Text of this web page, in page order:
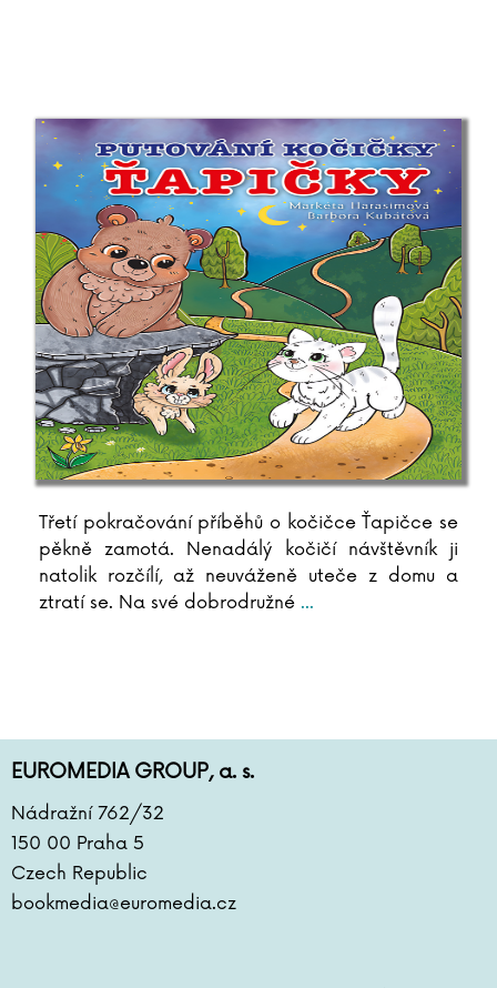
Třetí pokračování příběhů o kočičce Ťapičce se
pěkně zamotá. Nenadálý kočičí návštěvník ji
natolik rozčílí, až neuváženě uteče z domu a
ztratí se. Na své dobrodružné ...
EUROMEDIA GROUP, a. s.
Nádražní 762/32
150 00 Praha 5
Czech Republic
bookmedia@euromedia.cz